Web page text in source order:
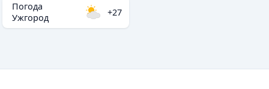
Погода
Ужгород
+27